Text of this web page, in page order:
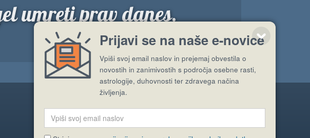
umreti prav danes.
”
Pošlji stran
Prijavi se na naše e-novice
Vpiši svoj email naslov in prejemaj obvestila o
novostih in zanimivostih s področja osebne rasti,
astrologije, duhovnosti ter zdravega načina
življenja.